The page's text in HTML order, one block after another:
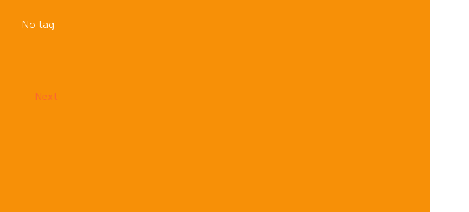
No tag
Next